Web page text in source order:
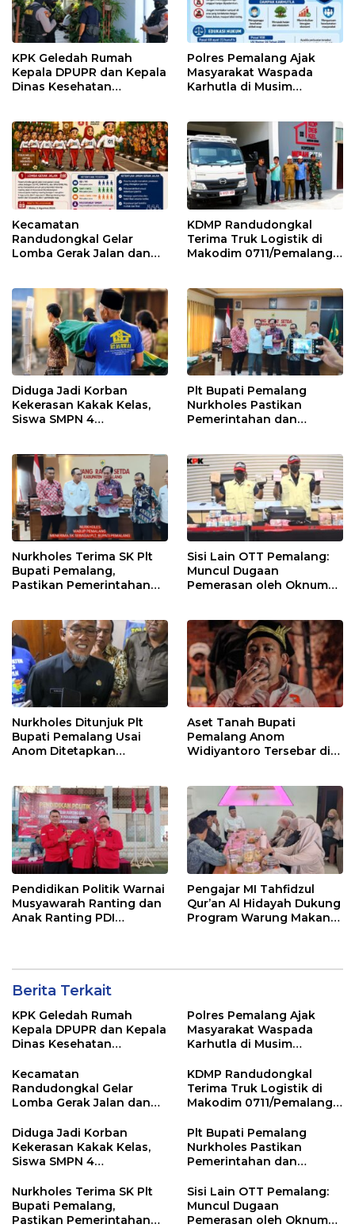
KPK Geledah Rumah
Kepala DPUPR dan Kepala
Dinas Kesehatan
Polres Pemalang Ajak
Masyarakat Waspada
Karhutla di Musim
Kecamatan
Randudongkal Gelar
Lomba Gerak Jalan dan
KDMP Randudongkal
Terima Truk Logistik di
Makodim 0711/Pemalang
Diduga Jadi Korban
Kekerasan Kakak Kelas,
Siswa SMPN 4
Plt Bupati Pemalang
Nurkholes Pastikan
Pemerintahan dan
Nurkholes Terima SK Plt
Bupati Pemalang,
Pastikan Pemerintahan
Sisi Lain OTT Pemalang:
Muncul Dugaan
Pemerasan oleh Oknum
Nurkholes Ditunjuk Plt
Bupati Pemalang Usai
Anom Ditetapkan
Aset Tanah Bupati
Pemalang Anom
Widiyantoro Tersebar di
Pendidikan Politik Warnai
Musyawarah Ranting dan
Anak Ranting PDI
Pengajar MI Tahfidzul
Qur’an Al Hidayah Dukung
Program Warung Makan
Berita Terkait
KPK Geledah Rumah
Kepala DPUPR dan Kepala
Dinas Kesehatan
Polres Pemalang Ajak
Masyarakat Waspada
Karhutla di Musim
Kecamatan
Randudongkal Gelar
Lomba Gerak Jalan dan
HUT RI ke-81
KDMP Randudongkal
Terima Truk Logistik di
Makodim 0711/Pemalang
Desa
Diduga Jadi Korban
Kekerasan Kakak Kelas,
Siswa SMPN 4
Dunia
Plt Bupati Pemalang
Nurkholes Pastikan
Pemerintahan dan
Berjalan
Nurkholes Terima SK Plt
Bupati Pemalang,
Pastikan Pemerintahan
Sisi Lain OTT Pemalang:
Muncul Dugaan
Pemerasan oleh Oknum